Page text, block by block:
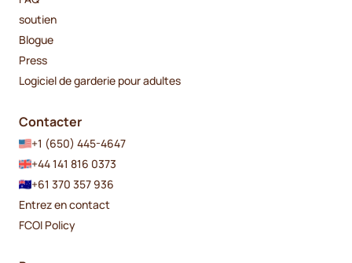
soutien
Blogue
Press
Logiciel de garderie pour adultes
Contacter
+1 (650) 445-4647
+44 141 816 0373
+61 370 357 936
Entrez en contact
FCOI Policy